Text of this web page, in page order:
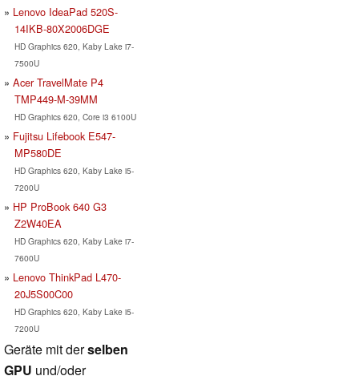
Lenovo IdeaPad 520S-
14IKB-80X2006DGE
HD Graphics 620, Kaby Lake i7-
7500U
Acer TravelMate P4
TMP449-M-39MM
HD Graphics 620, Core i3 6100U
Fujitsu Lifebook E547-
MP580DE
HD Graphics 620, Kaby Lake i5-
7200U
HP ProBook 640 G3
Z2W40EA
HD Graphics 620, Kaby Lake i7-
7600U
Lenovo ThinkPad L470-
20J5S00C00
HD Graphics 620, Kaby Lake i5-
7200U
Geräte mit derselben
GPU und/oder